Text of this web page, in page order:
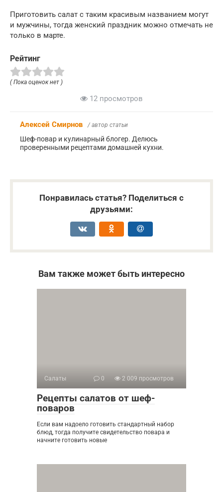
Приготовить салат с таким красивым названием могут
и мужчины, тогда женский праздник можно отмечать не
только в марте.
Рейтинг
( Пока оценок нет )
12 просмотров
Алексей Смирнов / автор статьи
Шеф-повар и кулинарный блогер. Делюсь
проверенными рецептами домашней кухни.
Понравилась статья? Поделиться с
друзьями:
Вам также может быть интересно
Салаты 0 2 009 просмотров
Рецепты салатов от шеф-
поваров
Если вам надоело готовить стандартный набор
блюд, тогда получите свидетельство повара и
начните готовить новые